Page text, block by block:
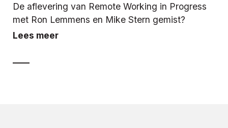
De aflevering van Remote Working in Progress
met Ron Lemmens en Mike Stern gemist?
Lees meer